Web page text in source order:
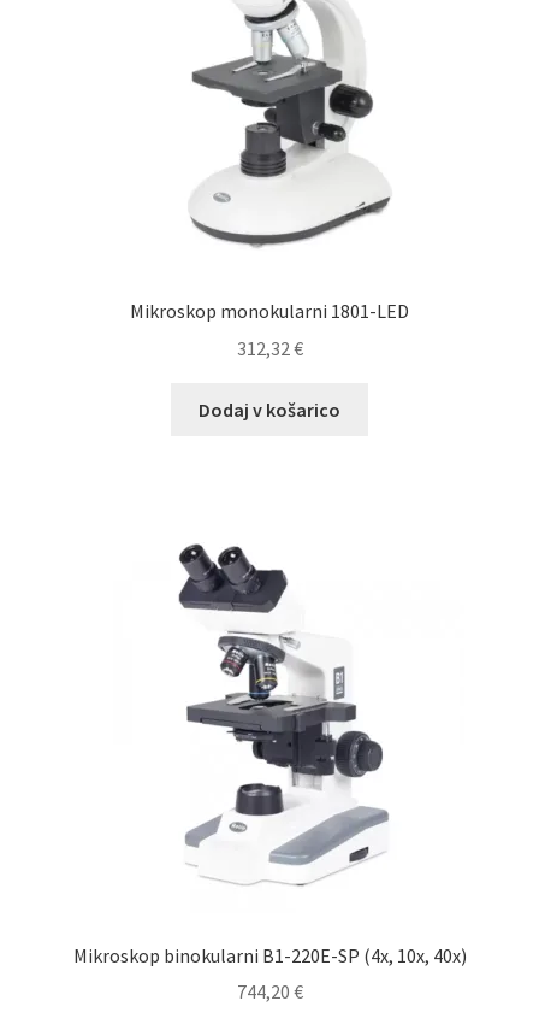
Mikroskop monokularni 1801-LED
312,32 €
Dodaj v košarico
Mikroskop binokularni B1-220E-SP (4x, 10x, 40x)
744,20 €